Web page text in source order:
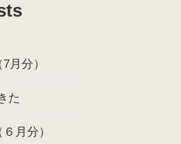
月分）
た
月分）